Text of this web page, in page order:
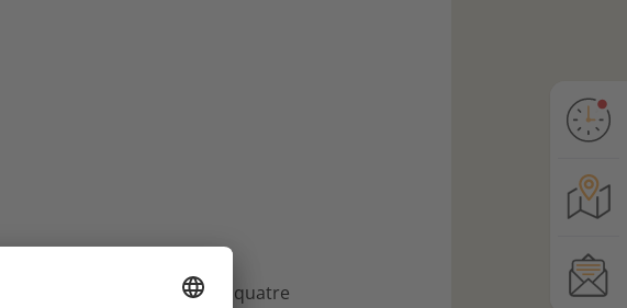
en haut à gauche sur les quatre